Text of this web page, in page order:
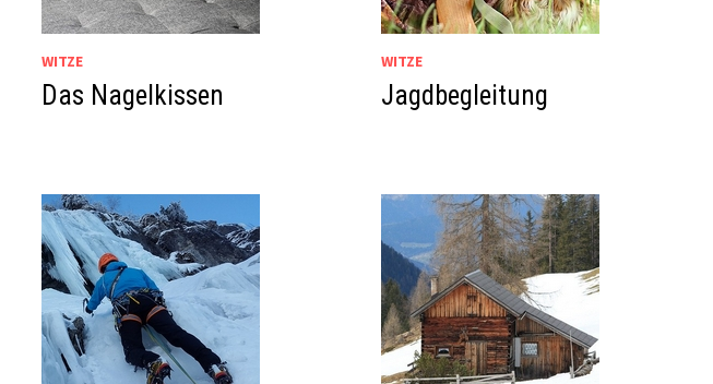
WITZE
Das Nagelkissen
WITZE
Jagdbegleitung